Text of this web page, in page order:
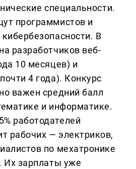
специальности.
программистов и
В
разработчиков веб-
10 месяцев) и
4 года). Конкурс
важен средний балл
и информатике.
работодателей
рабочих — электриков,
по мехатронике
Их зарплаты уже